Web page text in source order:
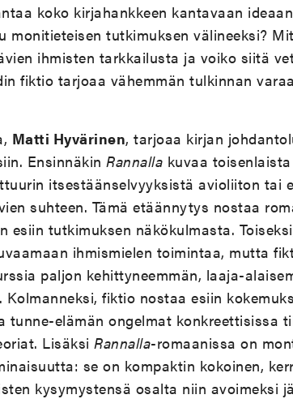
koko kirjahankkeen kantavaan
monitieteisen tutkimuksen välineeksi?
ihmisten tarkkailusta ja voiko siitä
fiktio tarjoaa vähemmän tulkinnan
Matti Hyvärinen, tarjoaa kirjan
Ensinnäkin Rannalla kuvaa
itsestäänselvyyksistä avioliiton tai
suhteen. Tämä etäännytys nostaa
esiin tutkimuksen näkökulmasta.
ihmismielen toimintaa, mutta
paljon kehittyneemmän, laaja-
Kolmanneksi, fiktio nostaa esiin
tunne-elämän ongelmat konkreettisissa
Lisäksi Rannalla-romaanissa on
se on kompaktin kokoinen,
kysymystensä osalta niin avoimeksi